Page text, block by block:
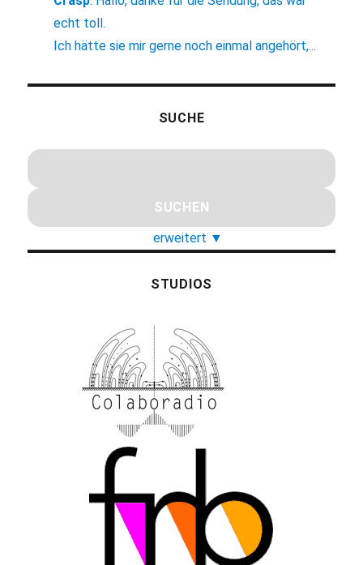
echt toll.
Ich hätte sie mir gerne noch einmal angehört,...
SUCHE
erweitert ▼
STUDIOS